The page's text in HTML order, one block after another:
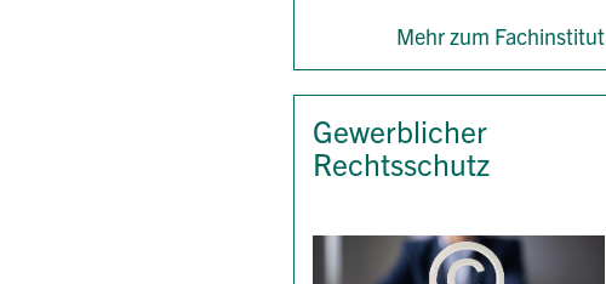
Mehr zum Fachinstitut
Gewerblicher
Rechtsschutz